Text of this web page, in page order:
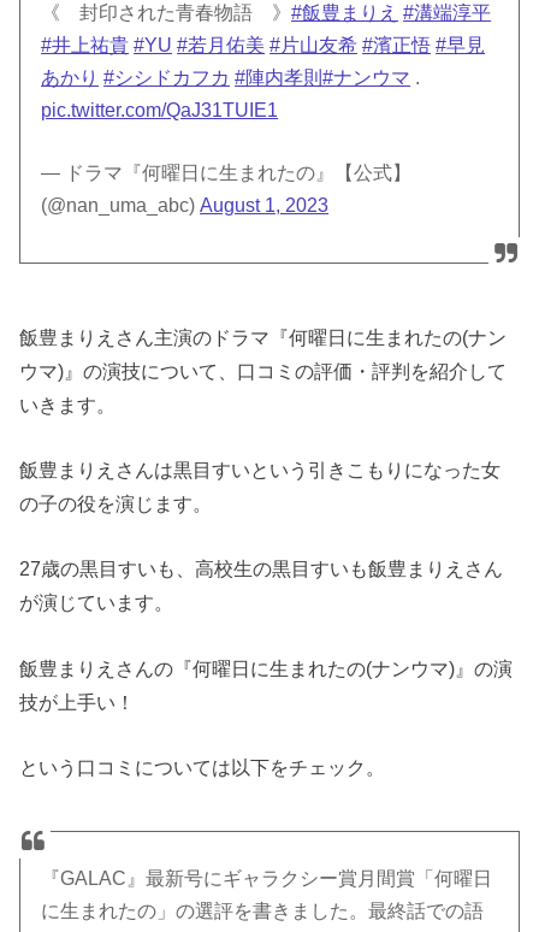
《 封印された青春物語 》#飯豊まりえ #溝端淳平
#井上祐貴 #YU #若月佑美 #片山友希 #濱正悟 #早見
あかり #シシドカフカ #陣内孝則#ナンウマ .
pic.twitter.com/QaJ31TUIE1
— ドラマ『何曜日に生まれたの』【公式】
(@nan_uma_abc)August 1, 2023
飯豊まりえさん主演のドラマ『何曜日に生まれたの(ナン
ウマ)』の演技について、口コミの評価・評判を紹介して
いきます。
飯豊まりえさんは黒目すいという引きこもりになった女
の子の役を演じます。
27歳の黒目すいも、高校生の黒目すいも飯豊まりえさん
が演じています。
飯豊まりえさんの『何曜日に生まれたの(ナンウマ)』の演
技が上手い！
という口コミについては以下をチェック。
『GALAC』最新号にギャラクシー賞月間賞「何曜日
に生まれたの」の選評を書きました。最終話での語